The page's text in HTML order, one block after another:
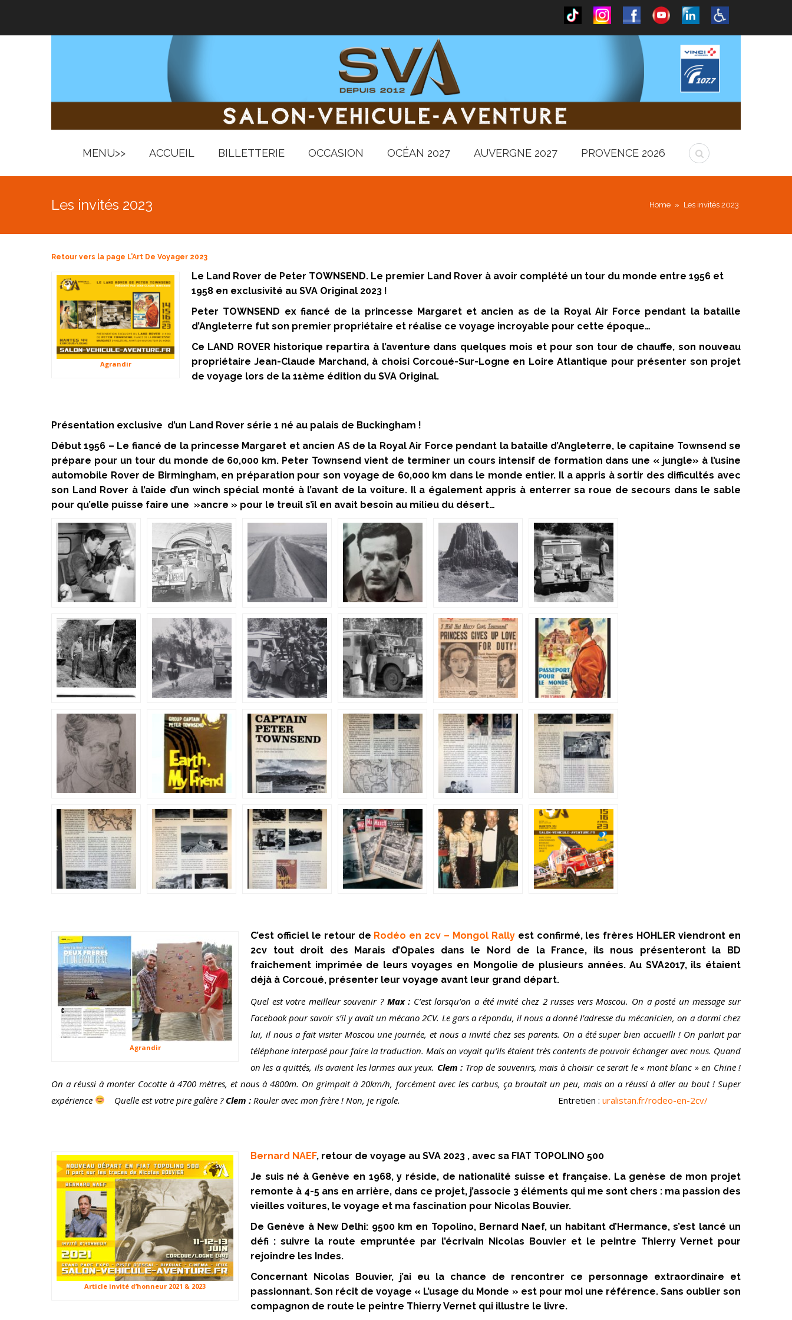
MENU>> ACCUEIL BILLETTERIE OCCASION OCÉAN 2027 AUVERGNE 2027 PROVENCE 2026
Les invités 2023 Home » Les invités 2023
Retour vers la page L’Art De Voyager 2023
Agrandir
Le Land Rover de Peter TOWNSEND. Le premier Land Rover à avoir complété un tour du monde entre 1956 et
1958 en exclusivité au SVA Original 2023 !
Peter TOWNSEND ex fiancé de la princesse Margaret et ancien as de la Royal Air Force pendant la bataille
d’Angleterre fut son premier propriétaire et réalise ce voyage incroyable pour cette époque…
Ce LAND ROVER historique repartira à l’aventure dans quelques mois et pour son tour de chauffe, son nouveau
propriétaire Jean-Claude Marchand, à choisi Corcoué-Sur-Logne en Loire Atlantique pour présenter son projet
de voyage lors de la 11ème édition du SVA Original.
Présentation exclusive d’un Land Rover série 1 né au palais de Buckingham !
Début 1956 – Le fiancé de la princesse Margaret et ancien AS de la Royal Air Force pendant la bataille d’Angleterre, le capitaine Townsend se
prépare pour un tour du monde de 60,000 km. Peter Townsend vient de terminer un cours intensif de formation dans une « jungle» à l’usine
automobile Rover de Birmingham, en préparation pour son voyage de 60,000 km dans le monde entier. Il a appris à sortir des difficultés avec
son Land Rover à l’aide d’un winch spécial monté à l’avant de la voiture. Il a également appris à enterrer sa roue de secours dans le sable
pour qu’elle puisse faire une »ancre » pour le treuil s’il en avait besoin au milieu du désert…
Agrandir
C’est officiel le retour de Rodéo en 2cv – Mongol Rallyest confirmé, les frères HOHLER viendront en
2cv tout droit des Marais d’Opales dans le Nord de la France, ils nous présenteront la BD
fraichement imprimée de leurs voyages en Mongolie de plusieurs années.Au SVA2017, ils étaient
déjà à Corcoué, présenter leur voyage avant leur grand départ.
Quel est votre meilleur souvenir ? Max : C’est lorsqu’on a été invité chez 2 russes vers Moscou. On a posté un message sur
Facebook pour savoir s’il y avait un mécano 2CV. Le gars a répondu, il nous a donné l’adresse du mécanicien, on a dormi chez
lui, il nous a fait visiter Moscou une journée, et nous a invité chez ses parents. On a été super bien accueilli ! On parlait par
téléphone interposé pour faire la traduction. Mais on voyait qu’ils étaient très contents de pouvoir échanger avec nous. Quand
on les a quittés, ils avaient les larmes aux yeux. Clem : Trop de souvenirs, mais à choisir ce serait le « mont blanc » en Chine !
On a réussi à monter Cocotte à 4700 mètres, et nous à 4800m. On grimpait à 20km/h, forcément avec les carbus, ça broutait un peu, mais on a réussi à aller au bout ! Super
expérience
Quelle est votre pire galère ? Clem : Rouler avec mon frère ! Non, je rigole. Entretien :uralistan.fr/rodeo-en-2cv/
Article invité d’honneur 2021 & 2023
Bernard NAEF, retour de voyage au SVA 2023 , avec sa FIAT TOPOLINO 500
Je suis né à Genève en 1968, y réside, de nationalité suisse et française. La genèse de mon projet
remonte à 4-5 ans en arrière, dans ce projet, j’associe 3 éléments qui me sont chers : ma passion des
vieilles voitures, le voyage et ma fascination pour Nicolas Bouvier.
De Genève à New Delhi: 9500 km en Topolino, Bernard Naef, un habitant d’Hermance, s’est lancé un
défi : suivre la route empruntée par l’écrivain Nicolas Bouvier et le peintre Thierry Vernet pour
rejoindre les Indes.
Concernant Nicolas Bouvier, j’ai eu la chance de rencontrer ce personnage extraordinaire et
passionnant. Son récit de voyage « L’usage du Monde » est pour moi une référence. Sans oublier son
compagnon de route le peintre Thierry Vernet qui illustre le livre.